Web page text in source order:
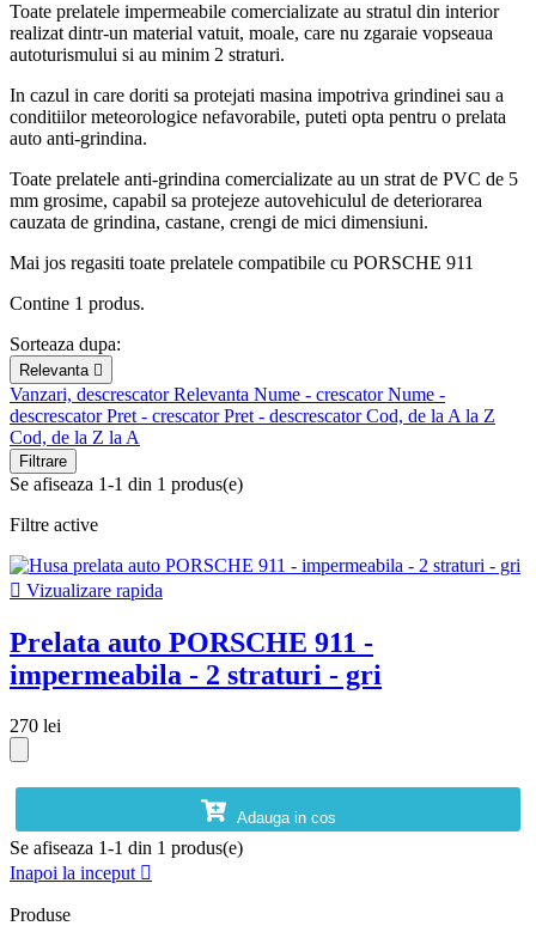
Toate prelatele impermeabile comercializate au stratul din interior
realizat dintr-un material vatuit, moale, care nu zgaraie vopseaua
autoturismului si au minim 2 straturi.
In cazul in care doriti sa protejati masina impotriva grindinei sau a
conditiilor meteorologice nefavorabile, puteti opta pentru o prelata
auto anti-grindina.
Toate prelatele anti-grindina comercializate au un strat de PVC de 5
mm grosime, capabil sa protejeze autovehiculul de deteriorarea
cauzata de grindina, castane, crengi de mici dimensiuni.
Mai jos regasiti toate prelatele compatibile cu PORSCHE 911
Contine 1 produs.
Sorteaza dupa:
Relevanta 
Vanzari, descrescatorRelevanta Nume - crescatorNume -
descrescatorPret - crescatorPret - descrescatorCod, de la A la Z
Cod, de la Z la A
Filtrare
Se afiseaza 1-1 din 1 produs(e)
Filtre active
 Vizualizare rapida
Prelata auto PORSCHE 911 -
impermeabila - 2 straturi - gri
270 lei
Adauga in cos
Se afiseaza 1-1 din 1 produs(e)
Inapoi la inceput 
Produse